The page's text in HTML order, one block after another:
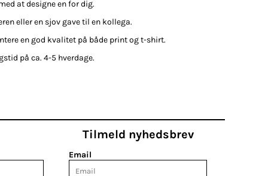
at designe en for dig.
eller en sjov gave til en kollega.
en god kvalitet på både print og t-shirt.
på ca. 4-5 hverdage.
Tilmeld nyhedsbrev
Email